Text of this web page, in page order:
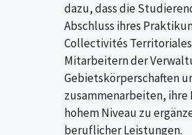
dazu, dass die
Abschluss ihres
Collectivités
Mitarbeitern der
Gebietskörperschaften
zusammenarbeiten,
hohem Niveau zu
beruflicher Leistungen.